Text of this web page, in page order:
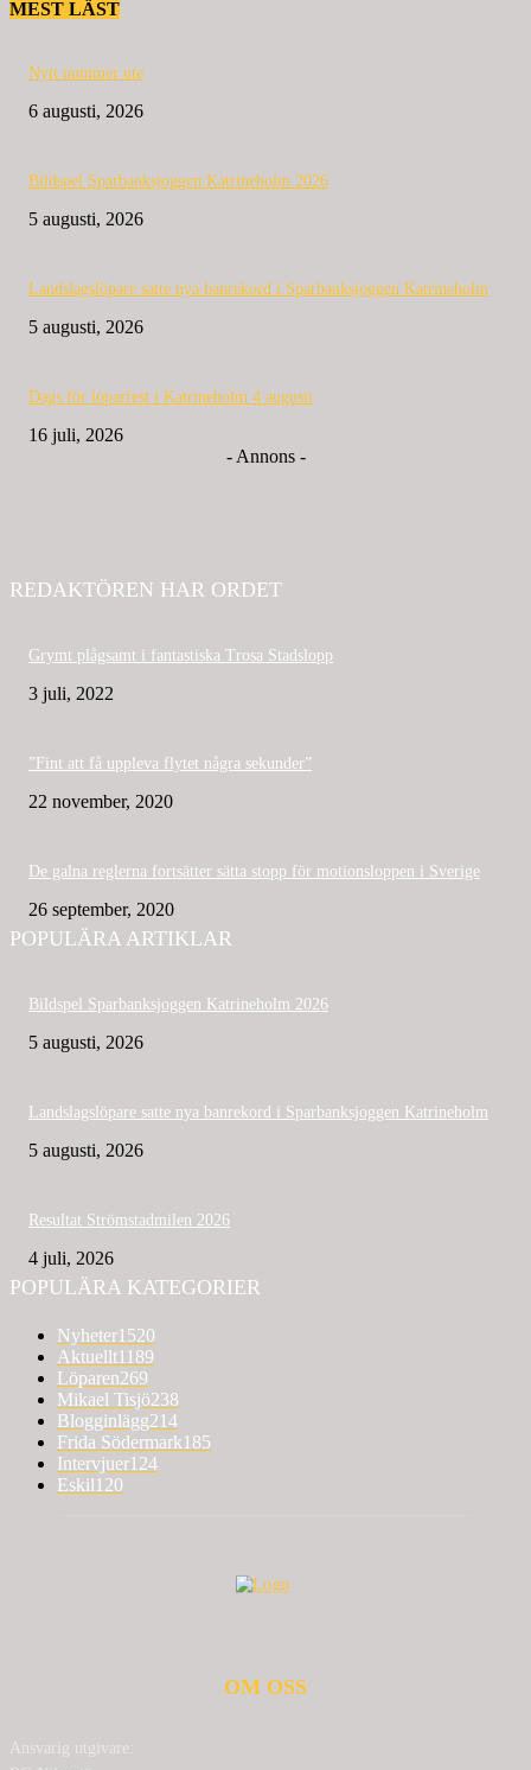
MEST LÄST
Nytt nummer ute
6 augusti, 2026
Bildspel Sparbanksjoggen Katrineholm 2026
5 augusti, 2026
Landslagslöpare satte nya banrekord i Sparbanksjoggen Katrineholm
5 augusti, 2026
Dags för löparfest i Katrineholm 4 augusti
16 juli, 2026
- Annons -
REDAKTÖREN HAR ORDET
Grymt plågsamt i fantastiska Trosa Stadslopp
3 juli, 2022
”Fint att få uppleva flytet några sekunder”
22 november, 2020
De galna reglerna fortsätter sätta stopp för motionsloppen i Sverige
26 september, 2020
POPULÄRA ARTIKLAR
Bildspel Sparbanksjoggen Katrineholm 2026
5 augusti, 2026
Landslagslöpare satte nya banrekord i Sparbanksjoggen Katrineholm
5 augusti, 2026
Resultat Strömstadmilen 2026
4 juli, 2026
POPULÄRA KATEGORIER
Nyheter1520
Aktuellt1189
Löparen269
Mikael Tisjö238
Blogginlägg214
Frida Södermark185
Intervjuer124
Eskil120
OM OSS
Ansvarig utgivare: